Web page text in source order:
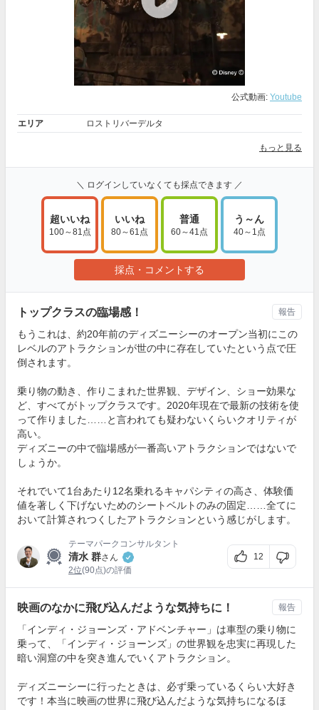
公式動画: Youtube
エリア ロストリバーデルタ
もっと見る
＼ ログインしていなくても採点できます ／
超いいね
100～81点
いいね
80～61点
普通
60～41点
う～ん
40～1点
採点・コメントする
トップクラスの臨場感！
もうこれは、約20年前のディズニーシーのオープン当初にこの
レベルのアトラクションが世の中に存在していたという点で圧
倒されます。
乗り物の動き、作りこまれた世界観、デザイン、ショー効果な
ど、すべてがトップクラスです。2020年現在で最新の技術を使
って作りました……と言われても疑わないくらいクオリティが
高い。
ディズニーの中で臨場感が一番高いアトラクションではないで
しょうか。
それでいて1台あたり12名乗れるキャパシティの高さ、体験価
値を著しく下げないためのシートベルトのみの固定……全てに
おいて計算されつくしたアトラクションという感じがします。
テーマパークコンサルタント
清水 群さん
2位(90点)の評価
12
報告
映画のなかに飛び込んだような気持ちに！
「インディ・ジョーンズ・アドベンチャー」は車型の乗り物に
乗って、「インディ・ジョーンズ」の世界観を忠実に再現した
暗い洞窟の中を突き進んでいくアトラクション。
ディズニーシーに行ったときは、必ず乗っているくらい大好き
です！本当に映画の世界に飛び込んだような気持ちになるほ
報告